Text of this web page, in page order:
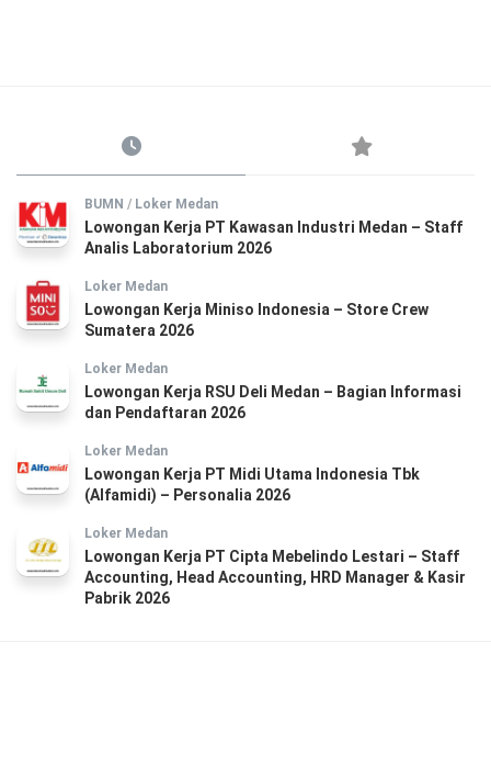
BUMN / Loker Medan
Lowongan Kerja PT Kawasan Industri Medan – Staff
Analis Laboratorium 2026
Loker Medan
Lowongan Kerja Miniso Indonesia – Store Crew
Sumatera 2026
Loker Medan
Lowongan Kerja RSU Deli Medan – Bagian Informasi
dan Pendaftaran 2026
Loker Medan
Lowongan Kerja PT Midi Utama Indonesia Tbk
(Alfamidi) – Personalia 2026
Loker Medan
Lowongan Kerja PT Cipta Mebelindo Lestari – Staff
Accounting, Head Accounting, HRD Manager & Kasir
Pabrik 2026